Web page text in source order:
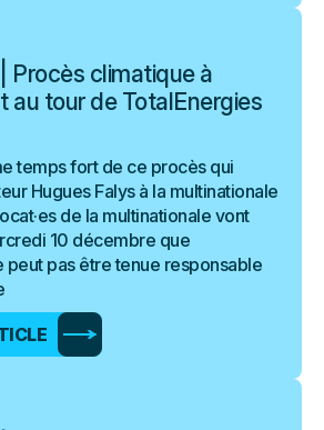
| Procès climatique à
au tour de TotalEnergies
temps fort de ce procès qui
Hugues Falys à la multinationale
de la multinationale vont
10 décembre que
peut pas être tenue responsable